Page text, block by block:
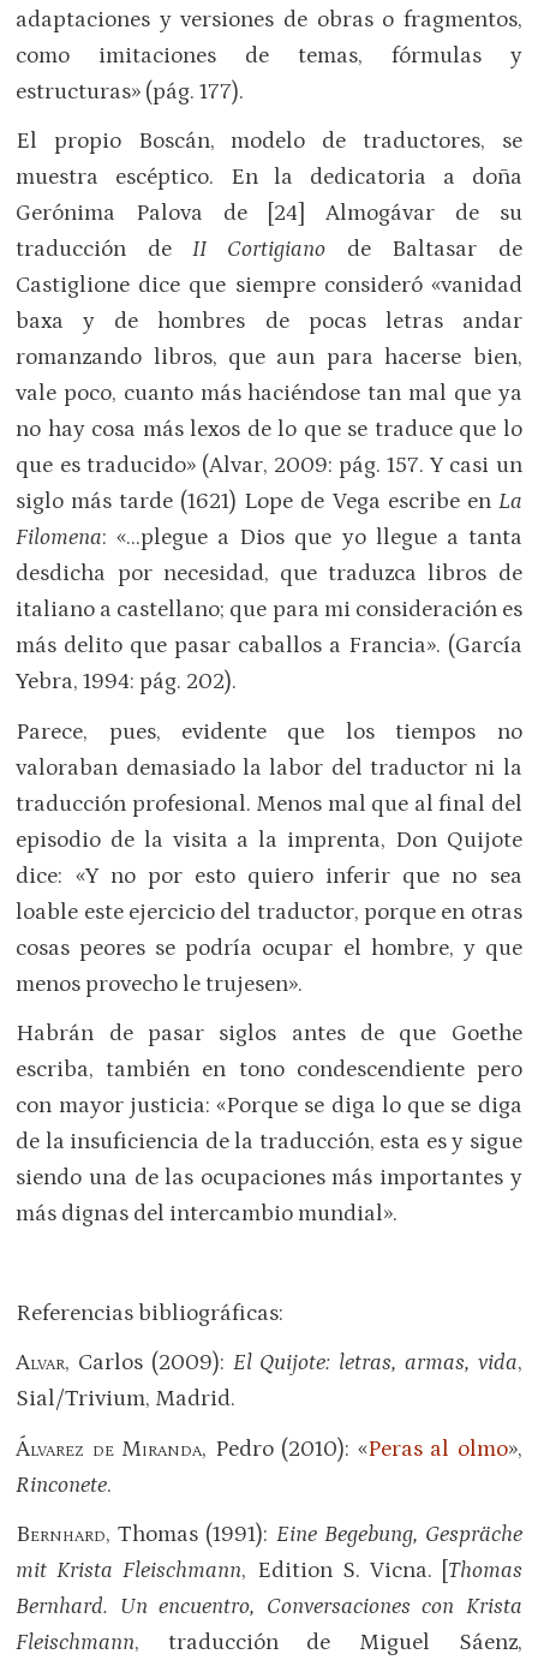
adaptaciones y versiones de obras o fragmentos,
como imitaciones de temas, fórmulas y
estructuras» (pág. 177).
El propio Boscán, modelo de traductores, se
muestra escéptico. En la dedicatoria a doña
Gerónima Palova de [24] Almogávar de su
traducción deII Cortigiano de Baltasar de
Castiglione dice que siempre consideró «vanidad
baxa y de hombres de pocas letras andar
romanzando libros, que aun para hacerse bien,
vale poco, cuanto más haciéndose tan mal que ya
no hay cosa más lexos de lo que se traduce que lo
que es traducido» (Alvar, 2009: pág. 157. Y casi un
siglo más tarde (1621) Lope de Vega escribe en La
Filomena: «…plegue a Dios que yo llegue a tanta
desdicha por necesidad, que traduzca libros de
italiano a castellano; que para mi consideración es
más delito que pasar caballos a Francia». (García
Yebra, 1994: pág. 202).
Parece, pues, evidente que los tiempos no
valoraban demasiado la labor del traductor ni la
traducción profesional. Menos mal que al final del
episodio de la visita a la imprenta, Don Quijote
dice: «Y no por esto quiero inferir que no sea
loable este ejercicio del traductor, porque en otras
cosas peores se podría ocupar el hombre, y que
menos provecho le trujesen».
Habrán de pasar siglos antes de que Goethe
escriba, también en tono condescendiente pero
con mayor justicia: «Porque se diga lo que se diga
de la insuficiencia de la traducción, esta es y sigue
siendo una de las ocupaciones más importantes y
más dignas del intercambio mundial».
Referencias bibliográficas:
Alvar, Carlos (2009): El Quijote: letras, armas, vida,
Sial/Trivium, Madrid.
Álvarez de Miranda, Pedro (2010): «Peras al olmo»,
Rinconete.
Bernhard, Thomas (1991): Eine Begebung, Gespräche
mit Krista Fleischmann, Edition S. Vicna. [ Thomas
Bernhard. Un encuentro, Conversaciones con Krista
Fleischmann, traducción de Miguel Sáenz,